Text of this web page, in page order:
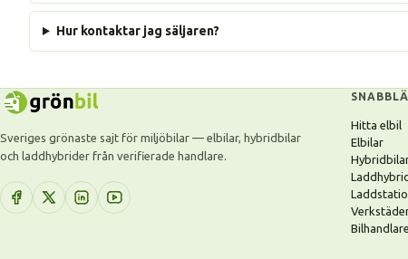
Hur kontaktar jag säljaren?
Sveriges grönaste sajt för miljöbilar — elbilar, hybridbilar
och laddhybrider från verifierade handlare.
Hitta elbil
Elbilar
Bilhandlare